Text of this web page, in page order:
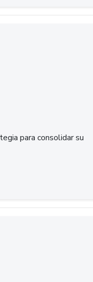
para consolidar su